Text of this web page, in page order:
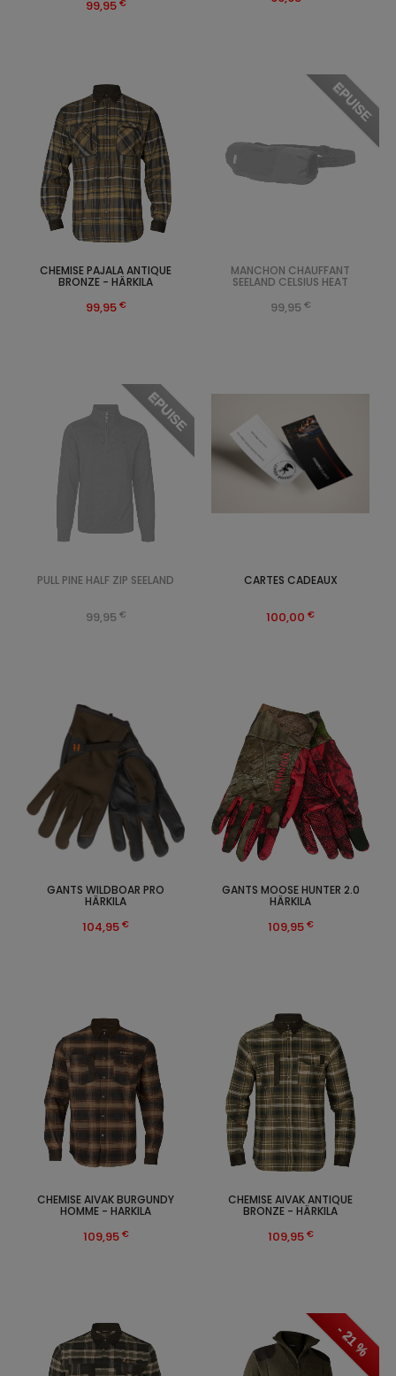
GANTS WILDBOAR PRO
HÄRKILA
104,95 €
- 21 %
GANTS MOOSE HUNTER 2.0
HÄRKILA
109,95 €
CHEMISE AIVAK BURGUNDY
HOMME - HARKILA
109,95 €
99,95 €
CARTES CADEAUX
100,00 €
CHEMISE AIVAK ANTIQUE
BRONZE - HÄRKILA
109,95 €
CHEMISE PAJALA ANTIQUE
BRONZE - HÄRKILA
99,95 €
EPUISE
MANCHON CHAUFFANT
SEELAND CELSIUS HEAT
99,95 €
EPUISE
PULL PINE HALF ZIP SEELAND
99,95 €